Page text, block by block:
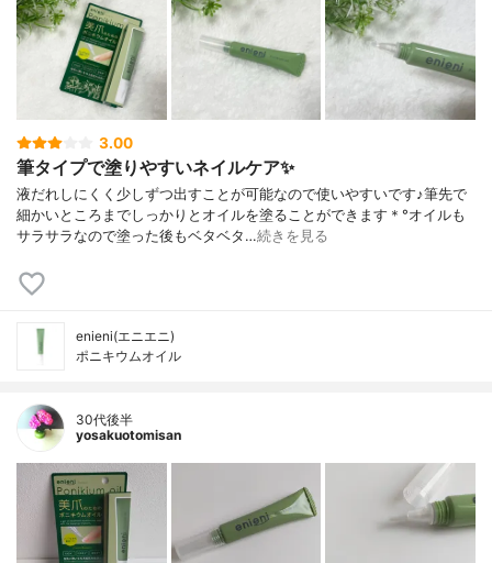
3.00
筆タイプで塗りやすいネイルケア✨
液だれしにくく少しずつ出すことが可能なので使いやすいです♪筆先で
細かいところまでしっかりとオイルを塗ることができます＊°オイルも
サラサラなので塗った後もベタベタ…続きを見る
enieni(エニエニ)
ポニキウムオイル
30代後半
yosakuotomisan